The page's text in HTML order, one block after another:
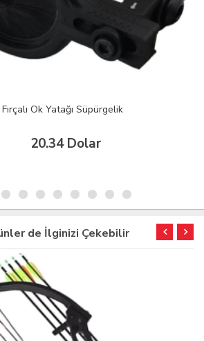
Ok Yatağı Süpürgelik
20.34 Dolar
de İlginizi Çekebilir